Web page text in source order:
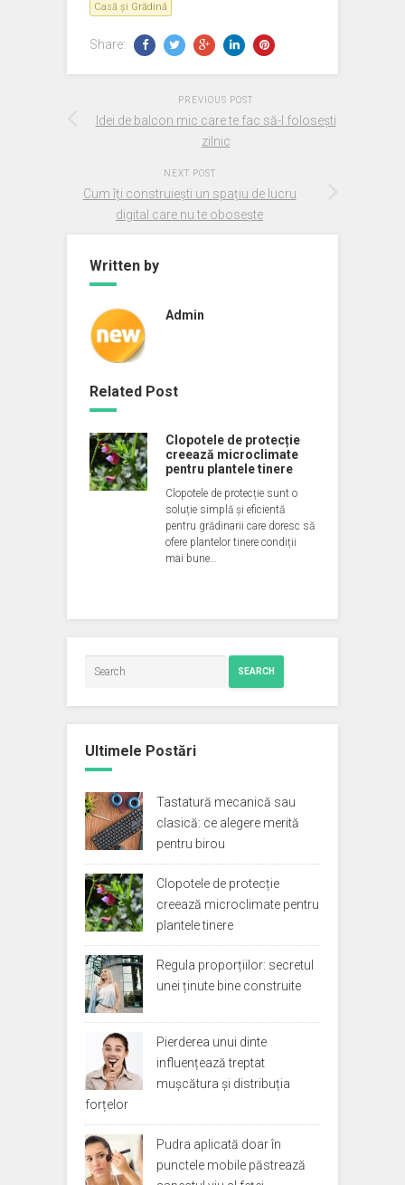
Casă și Grădină
Share:
PREVIOUS POST
Idei de balcon mic care te fac să-l folosești
zilnic
NEXT POST
Cum îți construiești un spațiu de lucru
digital care nu te obosește
Written by
Admin
Related Post
Clopotele de protecție
creează microclimate
pentru plantele tinere
Clopotele de protecție sunt o
soluție simplă și eficientă
pentru grădinarii care doresc să
ofere plantelor tinere condiții
mai bune…
SEARCH
Ultimele Postări
Tastatură mecanică sau
clasică: ce alegere merită
pentru birou
Clopotele de protecție
creează microclimate pentru
plantele tinere
Regula proporțiilor: secretul
unei ținute bine construite
Pierderea unui dinte
influențează treptat
mușcătura și distribuția
forțelor
Pudra aplicată doar în
punctele mobile păstrează